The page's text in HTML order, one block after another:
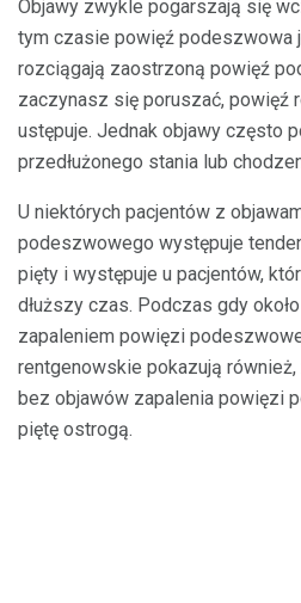
Objawy zwykle pogarszają się
tym czasie powięź podeszwowa
rozciągają zaostrzoną powięź
zaczynasz się poruszać, powięź
ustępuje. Jednak objawy często
przedłużonego stania lub
U niektórych pacjentów z
podeszwowego występuje
pięty i występuje u pacjentów,
dłuższy czas. Podczas gdy
zapaleniem powięzi
rentgenowskie pokazują również,
bez objawów zapalenia powięzi
piętę ostrogą.